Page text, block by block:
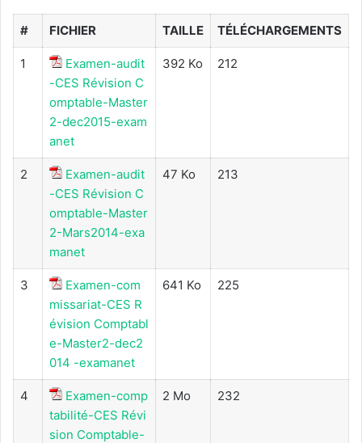
# FICHIER TAILLE TÉLÉCHARGEMENTS
1
Examen-audit
-CES Révision C
omptable-Master
2-dec2015-exam
anet
392 Ko 212
2
Examen-audit
-CES Révision C
omptable-Master
2-Mars2014-exa
manet
47 Ko 213
3
Examen-com
missariat-CES R
évision Comptabl
e-Master2-dec2
014 -examanet
641 Ko 225
4
Examen-comp
tabilité-CES Révi
sion Comptable-
2 Mo 232